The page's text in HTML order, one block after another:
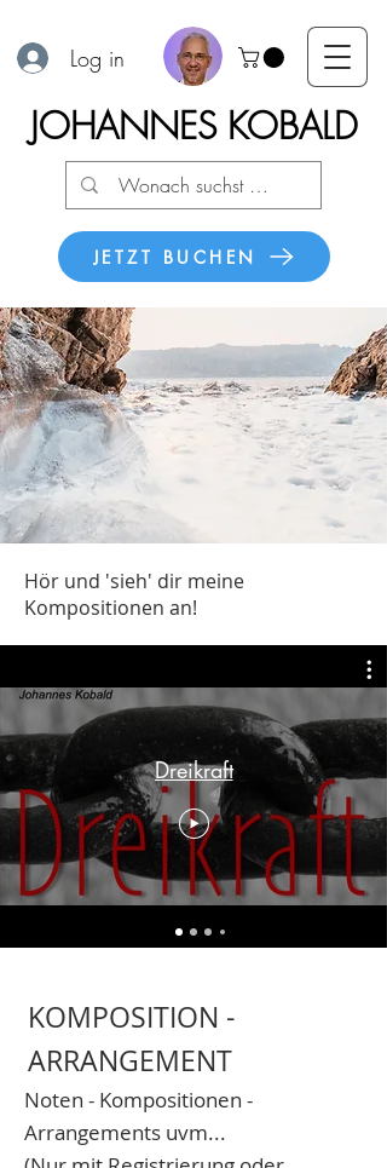
Log in
JETZT BUCHEN
JOHANNES KOBALD
Hör und 'sieh' dir meine
Kompositionen an!
Dreikraft
KOMPOSITION -
ARRANGEMENT
Noten - Kompositionen -
Arrangements uvm...